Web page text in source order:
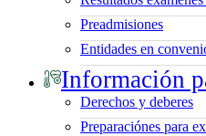
Preadmisiones
Entidades en
Información
Derechos y deberes
Preparaciónes para